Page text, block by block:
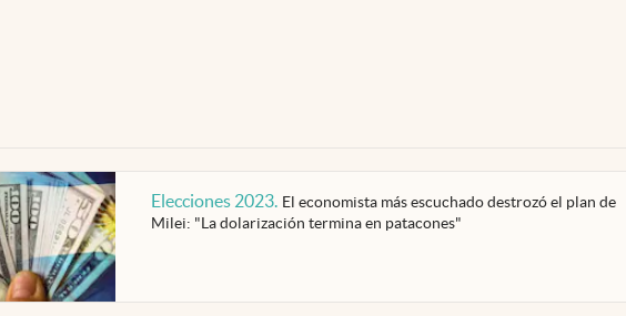
Elecciones 2023. El economista más escuchado destrozó el plan de
Milei: "La dolarización termina en patacones"